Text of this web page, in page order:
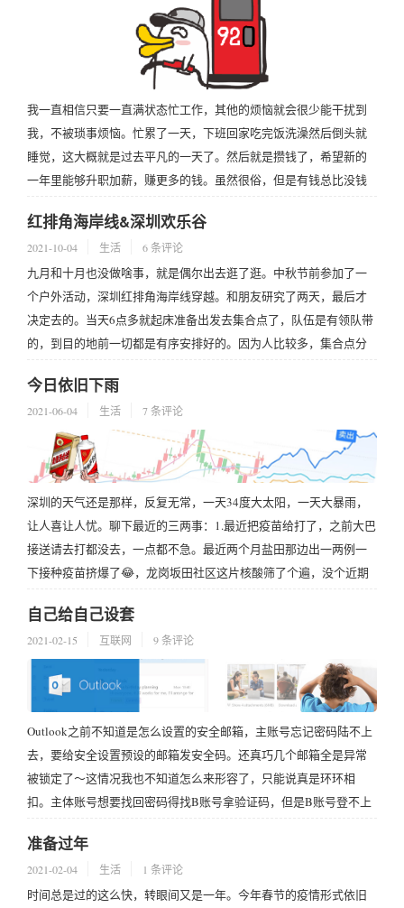
我一直相信只要一直满状态忙工作，其他的烦恼就会很少能干扰到
我，不被琐事烦恼。忙累了一天，下班回家吃完饭洗澡然后倒头就
睡觉，这大概就是过去平凡的一天了。然后就是攒钱了，希望新的
一年里能够升职加薪，赚更多的钱。虽然很俗，但是有钱总比没钱
红排角海岸线&深圳欢乐谷
2021-10-04 生活 6 条评论
九月和十月也没做啥事，就是偶尔出去逛了逛。中秋节前参加了一
个户外活动，深圳红排角海岸线穿越。和朋友研究了两天，最后才
决定去的。当天6点多就起床准备出发去集合点了，队伍是有领队带
的，到目的地前一切都是有序安排好的。因为人比较多，集合点分
才到的目的地，是在海岸线旁的一个路口下的车，然后我们就正式
开始了红排角海岸线的穿越之旅。因为红排角...
今日依旧下雨
2021-06-04 生活 7 条评论
深圳的天气还是那样，反复无常，一天34度大太阳，一天大暴雨，
让人喜让人忧。聊下最近的三两事：1.最近把疫苗给打了，之前大巴
接送请去打都没去，一点都不急。最近两个月盐田那边出一两例一
下接种疫苗挤爆了😂，龙岗坂田社区这片核酸筛了个遍，没个近期
示感谢，幸苦了。2.最近买的白酒基金清仓了，清完几天来还涨了
12%，直接拍断大腿😥，后悔了，不知道...
自己给自己设套
2021-02-15 互联网 9 条评论
Outlook之前不知道是怎么设置的安全邮箱，主账号忘记密码陆不上
去，要给安全设置预设的邮箱发安全码。还真巧几个邮箱全是异常
被锁定了～这情况我也不知道怎么来形容了，只能说真是环环相
扣。主体账号想要找回密码得找B账号拿验证码，但是B账号登不上
yy@ss.com拿，这给我整懵了。我之前是怎么想的，这样设置安全邮
箱。自己给自己设了个套。最后好...
准备过年
2021-02-04 生活 1 条评论
时间总是过的这么快，转眼间又是一年。今年春节的疫情形式依旧